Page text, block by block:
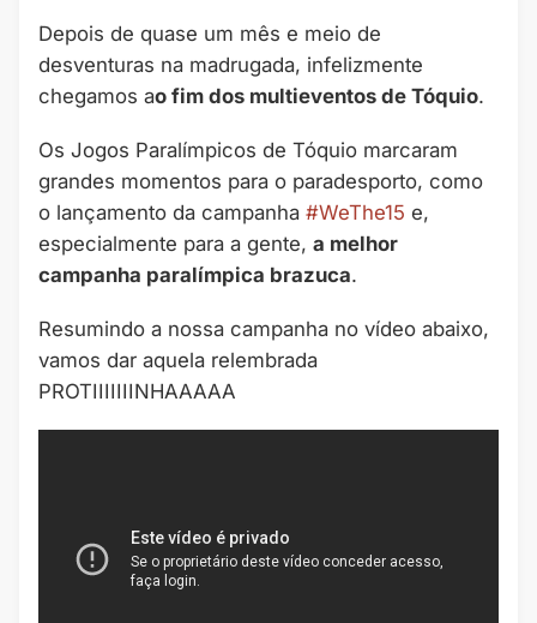
Depois de quase um mês e meio de
desventuras na madrugada, infelizmente
chegamos ao fim dos multieventos de Tóquio.
Os Jogos Paralímpicos de Tóquio marcaram
grandes momentos para o paradesporto, como
o lançamento da campanha #WeThe15 e,
especialmente para a gente, a melhor
campanha paralímpica brazuca.
Resumindo a nossa campanha no vídeo abaixo,
vamos dar aquela relembrada
PROTIIIIIIINHAAAAA